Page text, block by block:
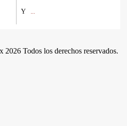
Y
Todos los derechos reservados.